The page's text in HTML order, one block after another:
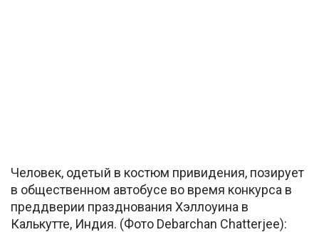
Человек, одетый в костюм привидения, позирует
в общественном автобусе во время конкурса в
преддверии празднования Хэллоуина в
Калькутте, Индия. (Фото Debarchan Chatterjee):